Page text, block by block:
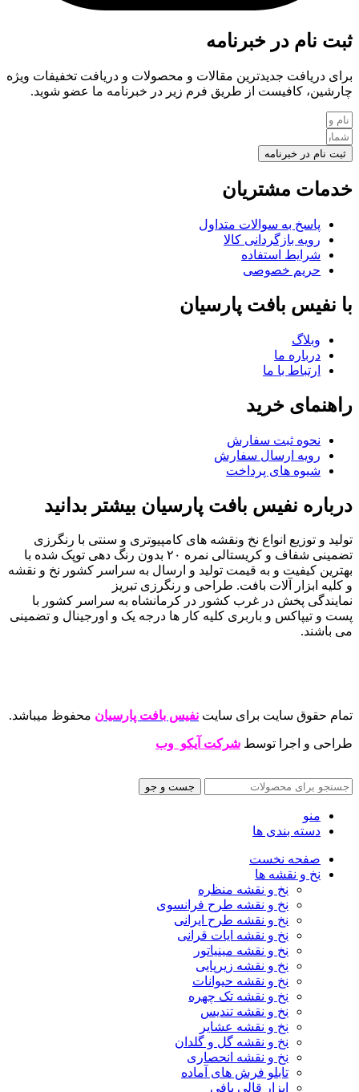
ثبت نام در خبرنامه
برای دریافت جدیدترین مقالات و محصولات و دریافت تخفیفات ویژه
چارشین، کافیست از طریق فرم زیر در خبرنامه ما عضو شوید.
ثبت نام در خبرنامه
خدمات مشتریان
پاسخ به سوالات متداول
رویه بازگردانی کالا
شرایط استفاده
حریم خصوصی
با نفیس بافت پارسیان
وبلاگ
درباره ما
ارتباط با ما
راهنمای خرید
نحوه ثبت سفارش
رویه ارسال سفارش
شیوه های پرداخت
درباره نفیس بافت پارسیان بیشتر بدانید
تولید و توزیع انواع نخ ونقشه های کامپیوتری و سنتی با رنگرزی
تضمینی شفاف و کریستالی نمره ۲۰ بدون رنگ دهی توپک شده با
بهترین کیفیت و به قیمت تولید و ارسال به سراسر کشور نخ و نقشه
و کلیه ابزار آلات بافت. طراحی و رنگرزی تبریز
نمایندگی پخش در غرب کشور در کرمانشاه به سراسر کشور با
پست و تیپاکس و باربری کلیه کار ها درجه یک و اورجینال و تضمینی
می باشند.
تمام حقوق سایت برای سایت نفیس بافت پارسیان محفوظ میباشد.
طراحی و اجرا توسط شرکت آیکو وب
جست و جو
منو
دسته بندی ها
صفحه نخست
نخ و نقشه ها
نخ و نقشه منظره
نخ و نقشه طرح فرانسوی
نخ و نقشه طرح ایرانی
نخ و نقشه ایات قرانی
نخ و نقشه مینیاتور
نخ و نقشه زیرپایی
نخ و نقشه حیوانات
نخ و نقشه تک چهره
نخ و نقشه تندیس
نخ و نقشه عشایر
نخ و نقشه گل و گلدان
نخ و نقشه انحصاری
تابلو فرش های آماده
ابزار قالی بافی